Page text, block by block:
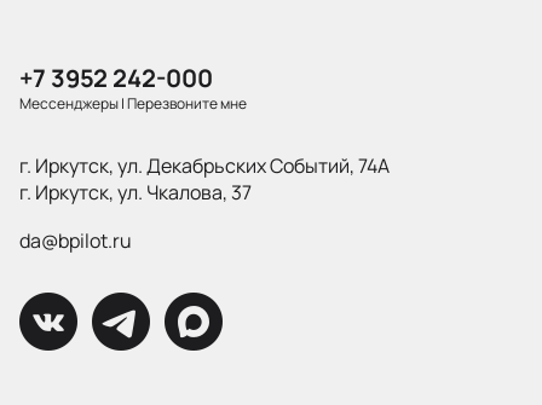
+7 3952 242-000
Мессенджеры|Перезвоните мне
г. Иркутск, ул. Декабрьских Событий, 74А
г. Иркутск, ул. Чкалова, 37
da@bpilot.ru